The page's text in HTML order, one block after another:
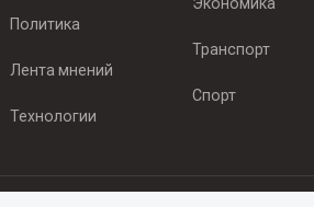
Политика
Лента мнений
Технологии
Транспорт
Спорт